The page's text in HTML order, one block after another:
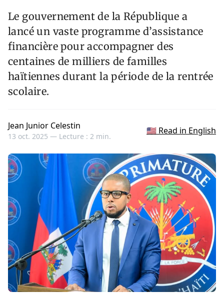
Le gouvernement de la République a
lancé un vaste programme d’assistance
financière pour accompagner des
centaines de milliers de familles
haïtiennes durant la période de la rentrée
scolaire.
Jean Junior Celestin
13 oct. 2025 — Lecture : 2 min.
🇺🇸 Read in English